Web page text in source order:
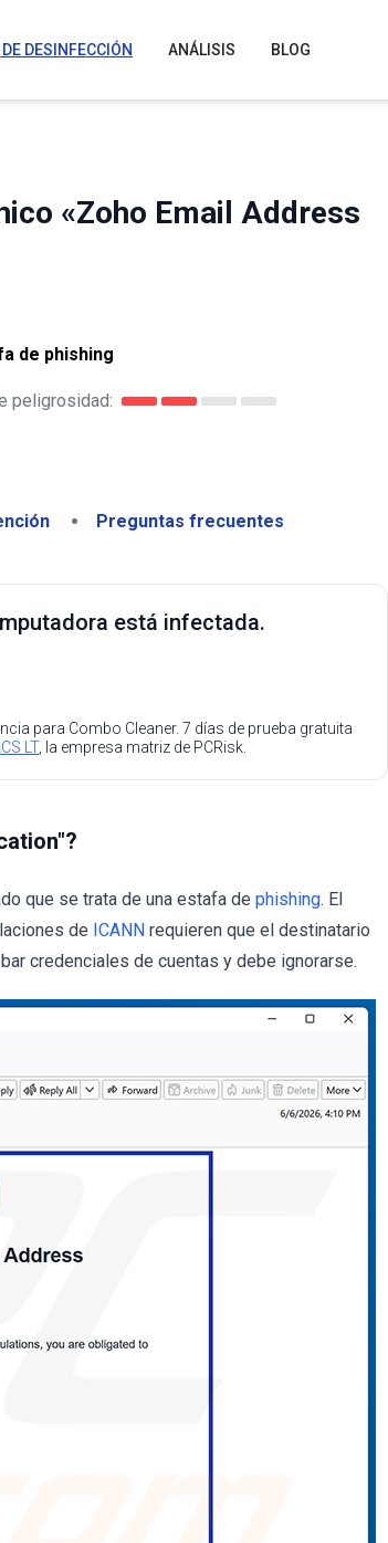
DESINFECCIÓN ANÁLISIS BLOG
«Zoho Email Address
de phishing
peligrosidad:
Preguntas frecuentes
está infectada.
para Combo Cleaner. 7 días de prueba gratuita
LT, la empresa matriz de PCRisk.
que se trata de una estafa de phishing. El
de ICANN requieren que el destinatario
credenciales de cuentas y debe ignorarse.